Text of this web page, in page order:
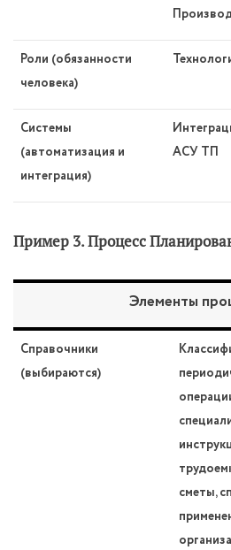
Роли (обязанности
человека)
Системы
(автоматизация и
интеграция)
АСУ ТП
Пример 3. Процесс
Элементы
Справочники
(выбираются)
сметы,